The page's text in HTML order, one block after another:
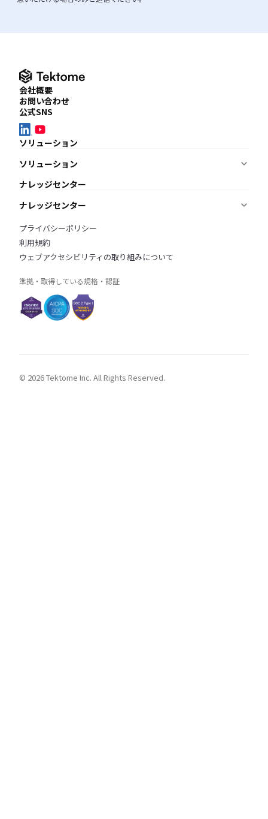
会社概要
お問い合わせ
公式SNS
ソリューション
ソリューション
ナレッジを蓄積・共有したい
KnowledgeBuilder
適用要件を調査・管理したい
ReqManager
AI BIM Checker
オンラインデモ
ナレッジセンター
ナレッジセンター
ニュース
ブログ
よくあるご質問
プライバシーポリシー
利用規約
ウェブアクセシビリティの取り組みについて
準拠・取得している規格・認証
© 2026 Tektome Inc. All Rights Reserved.